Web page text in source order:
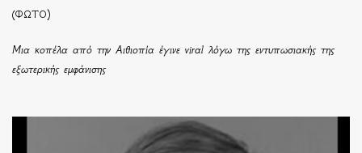
(ΦΩΤΟ)
Μια κοπέλα από την Αιθιοπία έγινε viral λόγω της εντυπωσιακής της
εξωτερικής εμφάνισης